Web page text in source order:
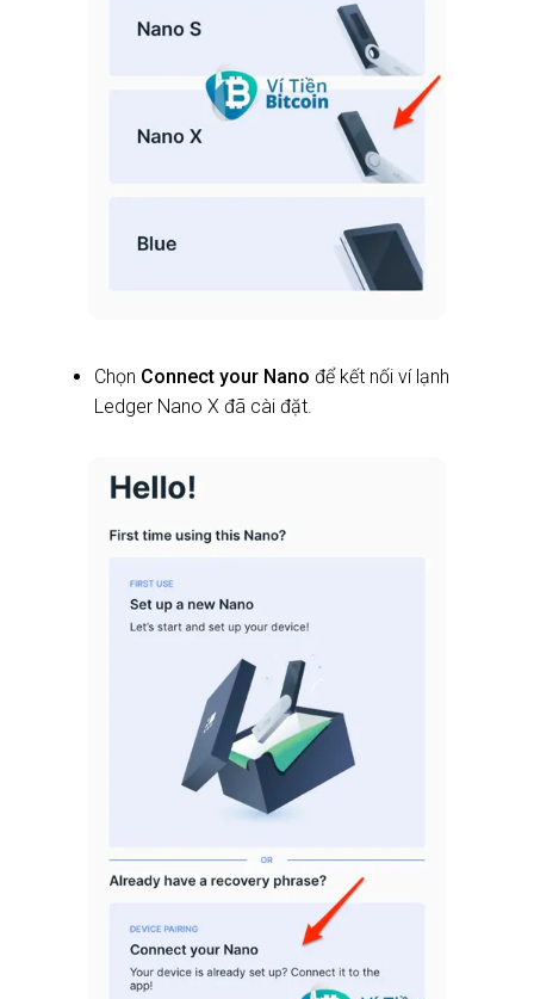
Chọn Connect your Nano để kết nối ví lạnh
Ledger Nano X đã cài đặt.